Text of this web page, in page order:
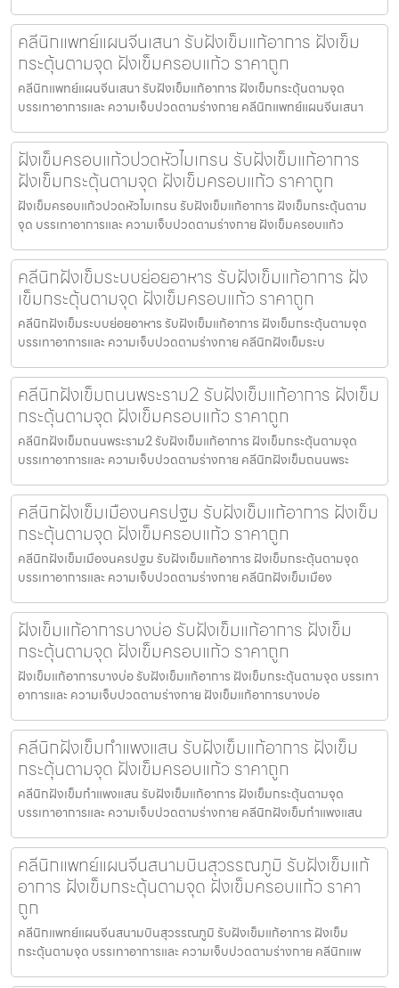
คลีนิกแพทย์แผนจีนเสนา รับฝังเข็มแก้อาการ ฝังเข็ม
กระตุ้นตามจุด ฝังเข็มครอบแก้ว ราคาถูก
คลีนิกแพทย์แผนจีนเสนา รับฝังเข็มแก้อาการ ฝังเข็มกระตุ้นตามจุด
บรรเทาอาการและ ความเจ็บปวดตามร่างกาย คลีนิกแพทย์แผนจีนเสนา
ฝังเข็มครอบแก้วปวดหัวไมเกรน รับฝังเข็มแก้อาการ
ฝังเข็มกระตุ้นตามจุด ฝังเข็มครอบแก้ว ราคาถูก
ฝังเข็มครอบแก้วปวดหัวไมเกรน รับฝังเข็มแก้อาการ ฝังเข็มกระตุ้นตาม
จุด บรรเทาอาการและ ความเจ็บปวดตามร่างกาย ฝังเข็มครอบแก้ว
คลีนิกฝังเข็มระบบย่อยอาหาร รับฝังเข็มแก้อาการ ฝัง
เข็มกระตุ้นตามจุด ฝังเข็มครอบแก้ว ราคาถูก
คลีนิกฝังเข็มระบบย่อยอาหาร รับฝังเข็มแก้อาการ ฝังเข็มกระตุ้นตามจุด
บรรเทาอาการและ ความเจ็บปวดตามร่างกาย คลีนิกฝังเข็มระบ
คลีนิกฝังเข็มถนนพระราม2 รับฝังเข็มแก้อาการ ฝังเข็ม
กระตุ้นตามจุด ฝังเข็มครอบแก้ว ราคาถูก
คลีนิกฝังเข็มถนนพระราม2 รับฝังเข็มแก้อาการ ฝังเข็มกระตุ้นตามจุด
บรรเทาอาการและ ความเจ็บปวดตามร่างกาย คลีนิกฝังเข็มถนนพระ
คลีนิกฝังเข็มเมืองนครปฐม รับฝังเข็มแก้อาการ ฝังเข็ม
กระตุ้นตามจุด ฝังเข็มครอบแก้ว ราคาถูก
คลีนิกฝังเข็มเมืองนครปฐม รับฝังเข็มแก้อาการ ฝังเข็มกระตุ้นตามจุด
บรรเทาอาการและ ความเจ็บปวดตามร่างกาย คลีนิกฝังเข็มเมือง
ฝังเข็มแก้อาการบางบ่อ รับฝังเข็มแก้อาการ ฝังเข็ม
กระตุ้นตามจุด ฝังเข็มครอบแก้ว ราคาถูก
ฝังเข็มแก้อาการบางบ่อ รับฝังเข็มแก้อาการ ฝังเข็มกระตุ้นตามจุด บรรเทา
อาการและ ความเจ็บปวดตามร่างกาย ฝังเข็มแก้อาการบางบ่อ
คลีนิกฝังเข็มกำแพงแสน รับฝังเข็มแก้อาการ ฝังเข็ม
กระตุ้นตามจุด ฝังเข็มครอบแก้ว ราคาถูก
คลีนิกฝังเข็มกำแพงแสน รับฝังเข็มแก้อาการ ฝังเข็มกระตุ้นตามจุด
บรรเทาอาการและ ความเจ็บปวดตามร่างกาย คลีนิกฝังเข็มกำแพงแสน
คลีนิกแพทย์แผนจีนสนามบินสุวรรณภูมิ รับฝังเข็มแก้
อาการ ฝังเข็มกระตุ้นตามจุด ฝังเข็มครอบแก้ว ราคา
ถูก
คลีนิกแพทย์แผนจีนสนามบินสุวรรณภูมิ รับฝังเข็มแก้อาการ ฝังเข็ม
กระตุ้นตามจุด บรรเทาอาการและ ความเจ็บปวดตามร่างกาย คลีนิกแพ